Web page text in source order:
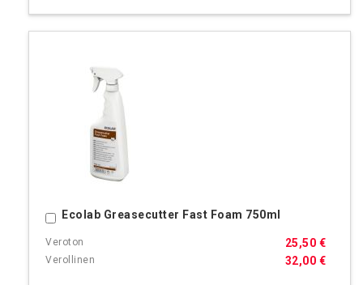
Ecolab Greasecutter Fast Foam 750ml
32,00 €
25,50 €
Ostoskoriin